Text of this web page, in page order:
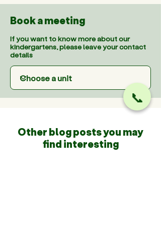
Book a meeting
If you want to know more about our
kindergartens, please leave your contact
details
Other blog posts you may
find interesting
📞